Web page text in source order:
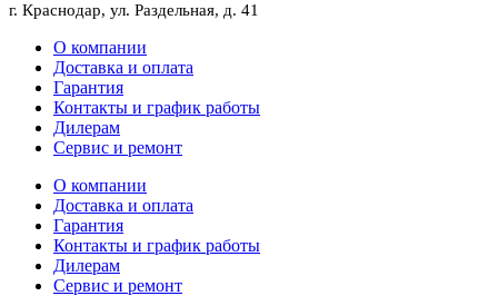
г. Краснодар, ул. Раздельная, д. 41
О компании
Доставка и оплата
Гарантия
Контакты и график работы
Дилерам
Сервис и ремонт
О компании
Доставка и оплата
Гарантия
Контакты и график работы
Дилерам
Сервис и ремонт